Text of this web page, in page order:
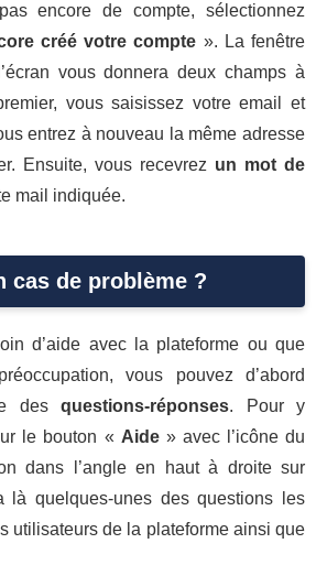
encore de compte, sélectionnez
créé votre compte ». La fenêtre
vous donnera deux champs à
vous saisissez votre email et
entrez à nouveau la même adresse
Ensuite, vous recevrez un mot de
mail indiquée.
cas de problème ?
d’aide avec la plateforme ou que
vous pouvez d’abord
des questions-réponses. Pour y
le bouton « Aide» avec l’icône du
dans l’angle en haut à droite sur
là quelques-unes des questions les
utilisateurs de la plateforme ainsi que